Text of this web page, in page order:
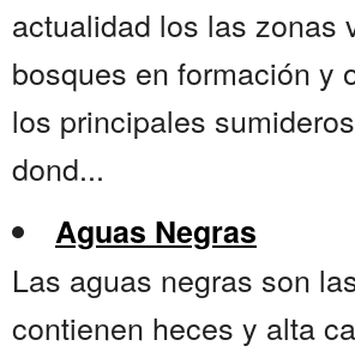
actualidad los las zonas
bosques en formación y
los principales
dond...
Aguas Negras
Las aguas negras son
contienen heces y alta